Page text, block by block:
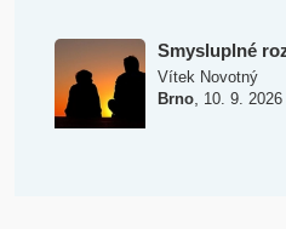
Smysluplné
Vítek Novotný
Brno, 10. 9. 2026